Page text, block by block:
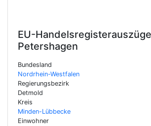
EU-Handelsregisterauszüge
Petershagen
Bundesland
Nordrhein-Westfalen
Regierungsbezirk
Detmold
Kreis
Minden-Lübbecke
Einwohner